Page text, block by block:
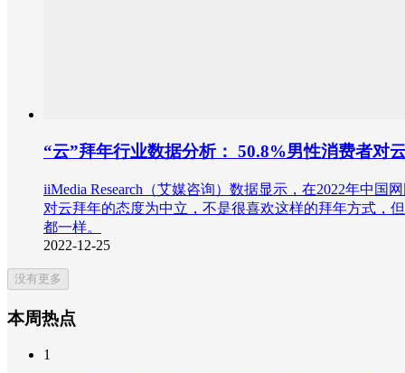
“云”拜年行业数据分析： 50.8%男性消费者对
iiMedia Research（艾媒咨询）数据显示，在2022年中
对云拜年的态度为中立，不是很喜欢这样的拜年方式，
都一样。
2022-12-25
没有更多
本周热点
1